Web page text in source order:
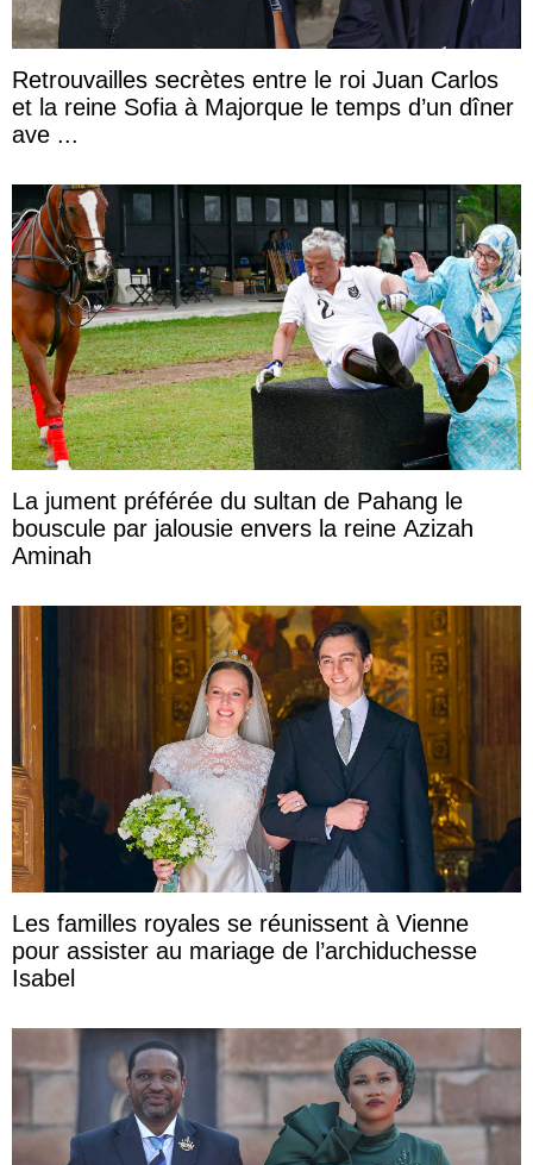
Retrouvailles secrètes entre le roi Juan Carlos
et la reine Sofia à Majorque le temps d’un dîner
ave ...
La jument préférée du sultan de Pahang le
bouscule par jalousie envers la reine Azizah
Aminah
Les familles royales se réunissent à Vienne
pour assister au mariage de l’archiduchesse
Isabel